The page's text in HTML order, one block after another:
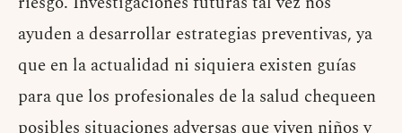
ayuden a desarrollar estrategias preventivas, ya
que en la actualidad ni siquiera existen guías
para que los profesionales de la salud chequeen